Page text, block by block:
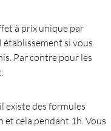
à prix unique par
établissement si vous
Par contre pour les
existe des formules
cela pendant 1h. Vous